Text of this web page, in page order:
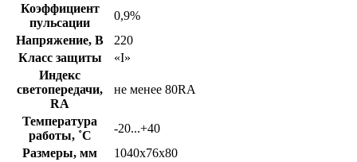
Коэффициент
пульсации
0,9%
Напряжение, В
220
Класс защиты
«I»
Индекс
светопередачи,
RA
не менее 80RA
Температура
работы, ˚С
-20...+40
Размеры, мм
1040х76х80